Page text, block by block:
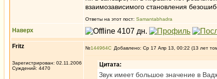
взаимозависимого становления
Ответы на этот пост: Samantabhadra
Наверх
Fritz
Зарегистрирован: 02.11.2006
Суждений: 4470
№144964 Добавлено: Ср 17 Апр 13, 00:22 (13 лет
Цитата:
Звук имеет большое значение в